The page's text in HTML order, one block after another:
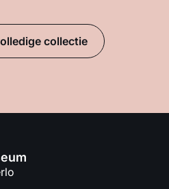
collectie